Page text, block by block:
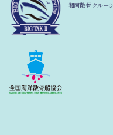
湘南散骨クルー